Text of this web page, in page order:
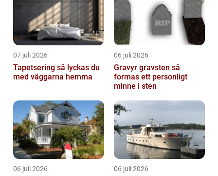
07 juli 2026
Tapetsering så lyckas du
med väggarna hemma
06 juli 2026
Gravyr gravsten så
formas ett personligt
minne i sten
06 juli 2026 06 juli 2026